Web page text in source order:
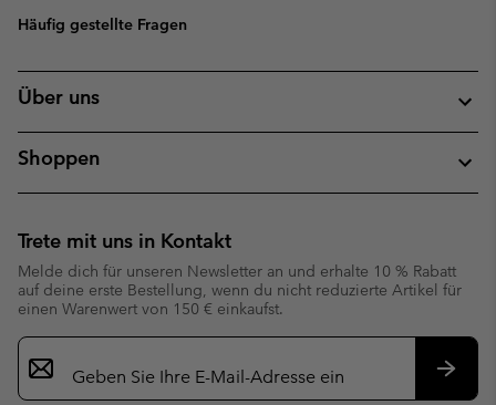
Häufig gestellte Fragen
Über uns
Shoppen
Trete mit uns in Kontakt
Melde dich für unseren Newsletter an und erhalte 10 % Rabatt
auf deine erste Bestellung, wenn du nicht reduzierte Artikel für
einen Warenwert von 150 € einkaufst.
Newsletter-
Anmeldung